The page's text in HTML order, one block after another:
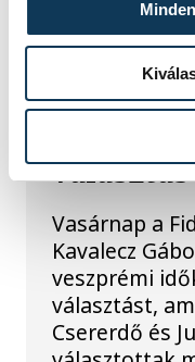
IDŐKÖZI
Mit
Vasárnap a
Kavalecz
veszprémi
választást,
Csererdő és